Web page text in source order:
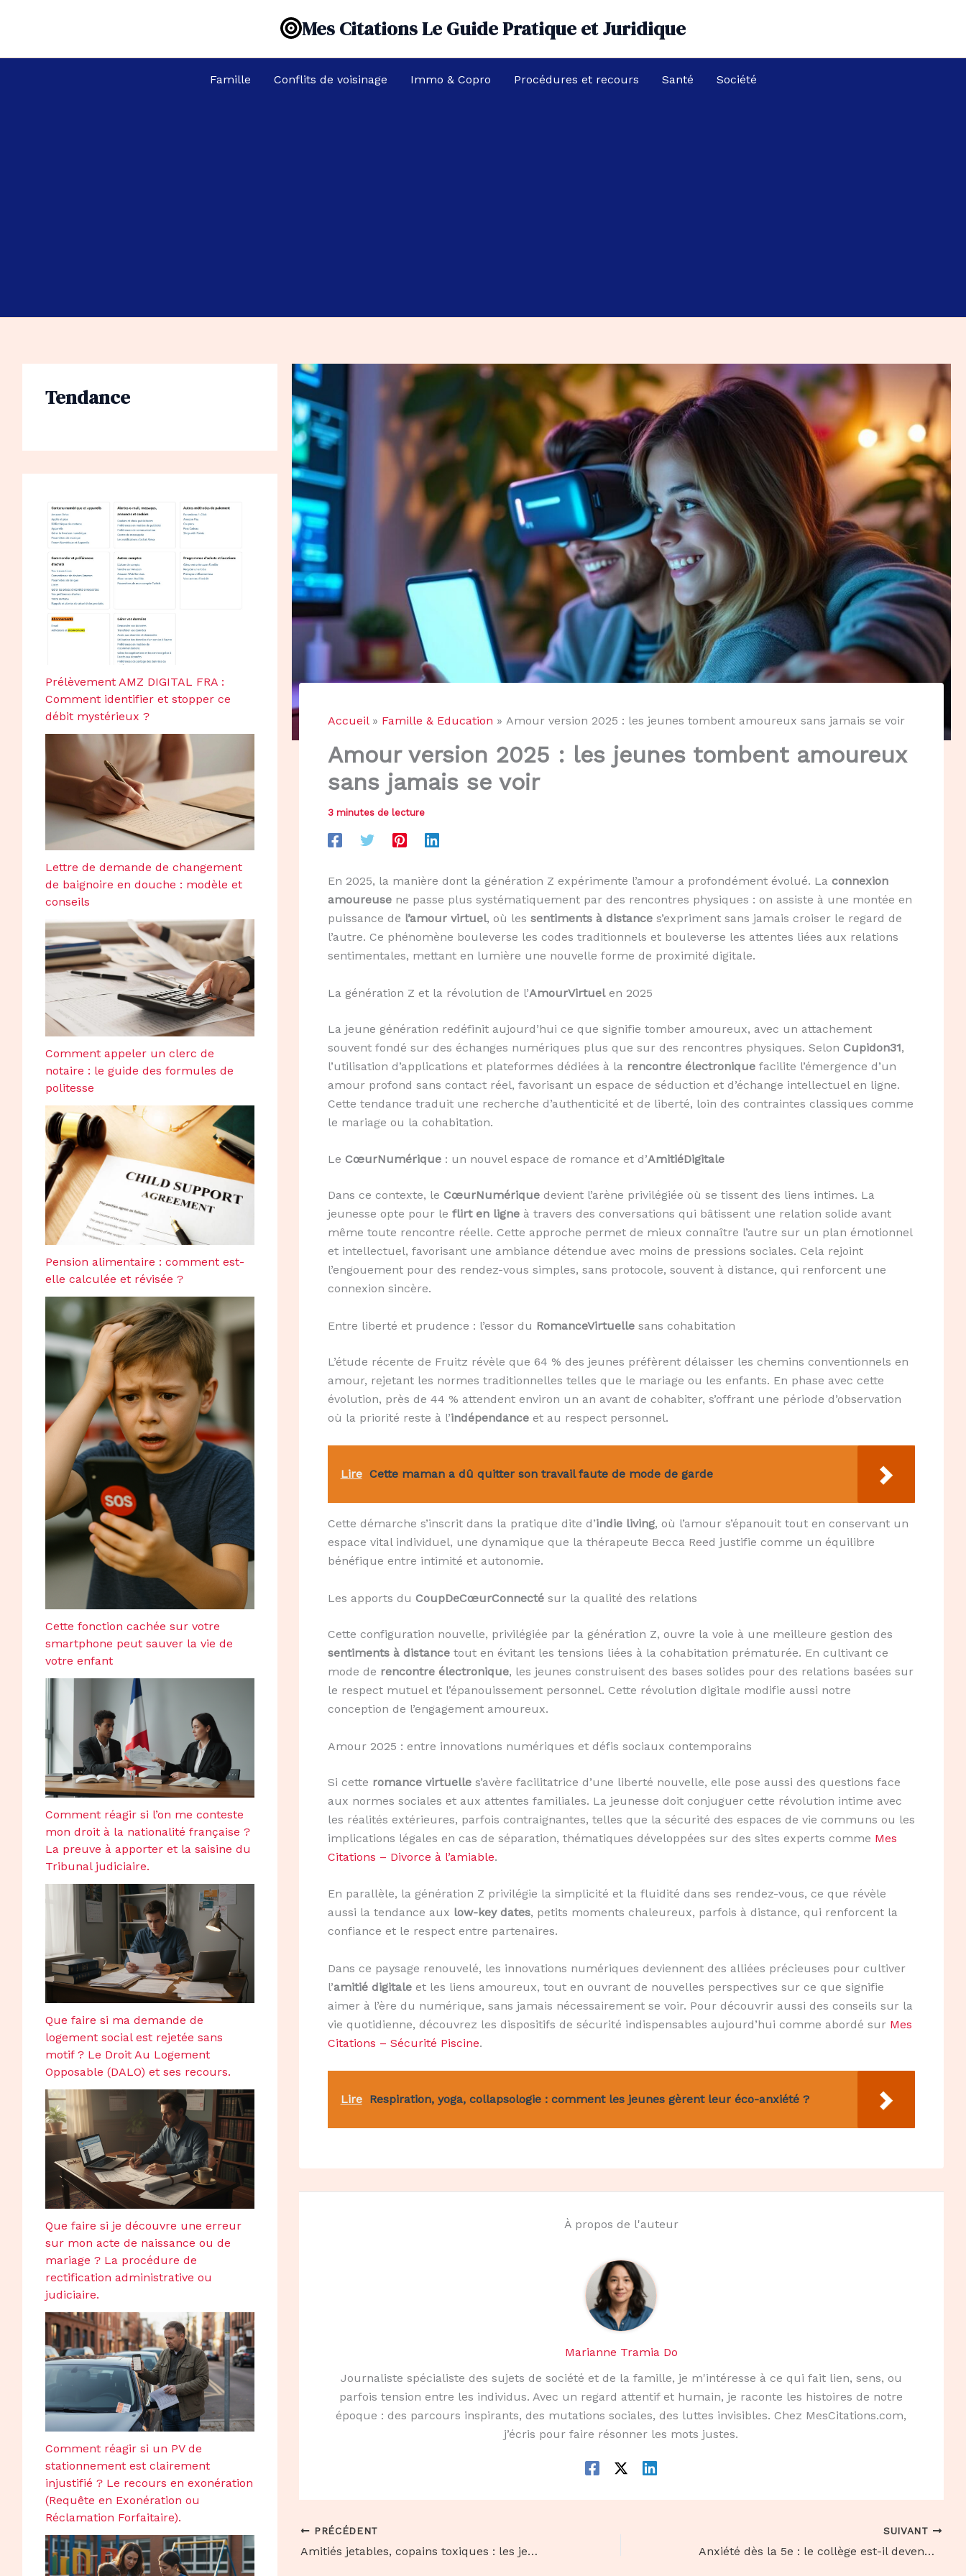
Mes Citations Le Guide Pratique et Juridique
Famille Conflits de voisinage Immo & Copro Procédures et recours Santé Société
Tendance
Prélèvement AMZ DIGITAL FRA :
Comment identifier et stopper ce
débit mystérieux ?
Lettre de demande de changement
de baignoire en douche : modèle et
conseils
Comment appeler un clerc de
notaire : le guide des formules de
politesse
Pension alimentaire : comment est-
elle calculée et révisée ?
Cette fonction cachée sur votre
smartphone peut sauver la vie de
votre enfant
Comment réagir si l’on me conteste
mon droit à la nationalité française ?
La preuve à apporter et la saisine du
Tribunal judiciaire.
Que faire si ma demande de
logement social est rejetée sans
motif ? Le Droit Au Logement
Opposable (DALO) et ses recours.
Que faire si je découvre une erreur
sur mon acte de naissance ou de
mariage ? La procédure de
rectification administrative ou
judiciaire.
Comment réagir si un PV de
stationnement est clairement
injustifié ? Le recours en exonération
(Requête en Exonération ou
Réclamation Forfaitaire).
Accueil Famille & Education Amour version 2025 : les jeunes tombent amoureux sans jamais se voir
Amour version 2025 : les jeunes tombent amoureux
sans jamais se voir
3 minutes de lecture
En 2025, la manière dont la génération Z expérimente l’amour a profondément évolué. La connexion
amoureusene passe plus systématiquement par des rencontres physiques : on assiste à une montée en
puissance de l’amour virtuel, où les sentiments à distances’expriment sans jamais croiser le regard de
l’autre. Ce phénomène bouleverse les codes traditionnels et bouleverse les attentes liées aux relations
sentimentales, mettant en lumière une nouvelle forme de proximité digitale.
La génération Z et la révolution de l’AmourVirtuelen 2025
La jeune génération redéfinit aujourd’hui ce que signifie tomber amoureux, avec un attachement
souvent fondé sur des échanges numériques plus que sur des rencontres physiques. Selon Cupidon31,
l’utilisation d’applications et plateformes dédiées à la rencontre électroniquefacilite l’émergence d’un
amour profond sans contact réel, favorisant un espace de séduction et d’échange intellectuel en ligne.
Cette tendance traduit une recherche d’authenticité et de liberté, loin des contraintes classiques comme
le mariage ou la cohabitation.
Le CœurNumérique: un nouvel espace de romance et d’AmitiéDigitale
Dans ce contexte, le CœurNumériquedevient l’arène privilégiée où se tissent des liens intimes. La
jeunesse opte pour le flirt en ligneà travers des conversations qui bâtissent une relation solide avant
même toute rencontre réelle. Cette approche permet de mieux connaître l’autre sur un plan émotionnel
et intellectuel, favorisant une ambiance détendue avec moins de pressions sociales. Cela rejoint
l’engouement pour des rendez-vous simples, sans protocole, souvent à distance, qui renforcent une
connexion sincère.
Entre liberté et prudence : l’essor du RomanceVirtuellesans cohabitation
L’étude récente de Fruitz révèle que 64 % des jeunes préfèrent délaisser les chemins conventionnels en
amour, rejetant les normes traditionnelles telles que le mariage ou les enfants. En phase avec cette
évolution, près de 44 % attendent environ un an avant de cohabiter, s’offrant une période d’observation
où la priorité reste à l’indépendanceet au respect personnel.
Lire Cette maman a dû quitter son travail faute de mode de garde
Cette démarche s’inscrit dans la pratique dite d’indie living, où l’amour s’épanouit tout en conservant un
espace vital individuel, une dynamique que la thérapeute Becca Reed justifie comme un équilibre
bénéfique entre intimité et autonomie.
Les apports du CoupDeCœurConnectésur la qualité des relations
Cette configuration nouvelle, privilégiée par la génération Z, ouvre la voie à une meilleure gestion des
sentiments à distancetout en évitant les tensions liées à la cohabitation prématurée. En cultivant ce
mode de rencontre électronique, les jeunes construisent des bases solides pour des relations basées sur
le respect mutuel et l’épanouissement personnel. Cette révolution digitale modifie aussi notre
conception de l’engagement amoureux.
Amour 2025 : entre innovations numériques et défis sociaux contemporains
Si cette romance virtuelles’avère facilitatrice d’une liberté nouvelle, elle pose aussi des questions face
aux normes sociales et aux attentes familiales. La jeunesse doit conjuguer cette révolution intime avec
les réalités extérieures, parfois contraignantes, telles que la sécurité des espaces de vie communs ou les
implications légales en cas de séparation, thématiques développées sur des sites experts comme Mes
Citations – Divorce à l’amiable.
En parallèle, la génération Z privilégie la simplicité et la fluidité dans ses rendez-vous, ce que révèle
aussi la tendance aux low-key dates, petits moments chaleureux, parfois à distance, qui renforcent la
confiance et le respect entre partenaires.
Dans ce paysage renouvelé, les innovations numériques deviennent des alliées précieuses pour cultiver
l’amitié digitaleet les liens amoureux, tout en ouvrant de nouvelles perspectives sur ce que signifie
aimer à l’ère du numérique, sans jamais nécessairement se voir. Pour découvrir aussi des conseils sur la
vie quotidienne, découvrez les dispositifs de sécurité indispensables aujourd’hui comme abordé sur Mes
Citations – Sécurité Piscine.
Lire Respiration, yoga, collapsologie : comment les jeunes gèrent leur éco-anxiété ?
À propos de l'auteur
Marianne Tramia Do
Journaliste spécialiste des sujets de société et de la famille, je m'intéresse à ce qui fait lien, sens, ou
parfois tension entre les individus. Avec un regard attentif et humain, je raconte les histoires de notre
époque : des parcours inspirants, des mutations sociales, des luttes invisibles. Chez MesCitations.com,
j’écris pour faire résonner les mots justes.
PRÉCÉDENT
Amitiés jetables, copains toxiques : les jeunes en ont-ils marre des relations superficielles ?
SUIVANT
Anxiété dès la 5e : le collège est-il devenu un lieu toxique ?